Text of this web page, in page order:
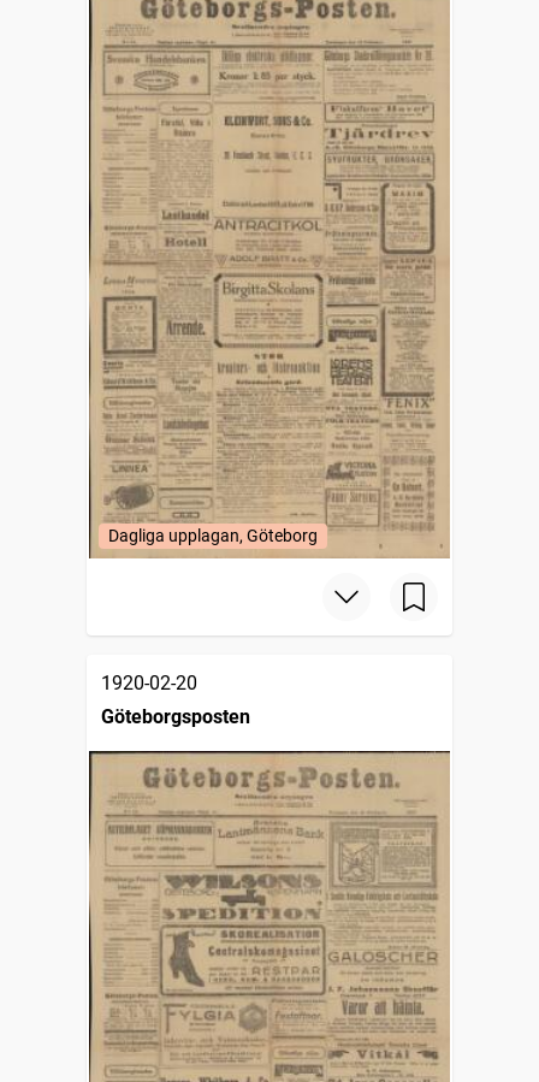
Dagliga upplagan, Göteborg
1920-02-20
Göteborgsposten